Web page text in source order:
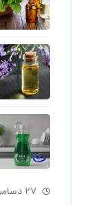
۲۷ دسامبر, ۲۰۲۵